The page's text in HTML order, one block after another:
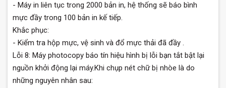
- Máy in liên tục trong 2000 bản in, hệ thống sẽ báo bình
mực đầy trong 100 bản in kế tiếp.
Khắc phục:
- Kiểm tra hộp mực, vệ sinh và đổ mực thải đã đầy .
Lỗi 8: Máy photocopy báo tín hiệu hình bị lỗi bạn tắt bật lại
nguồn khởi động lại máy.Khi chụp nét chữ bị nhòe là do
những nguyên nhân sau: